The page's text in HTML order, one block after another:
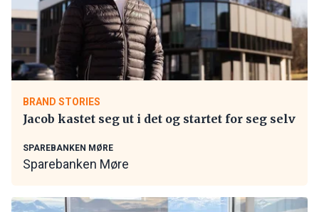
BRAND STORIES
Jacob kastet seg ut i det og startet for seg selv
SPAREBANKEN MØRE
Sparebanken Møre